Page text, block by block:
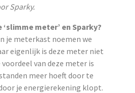
Sparky.
meter’ en Sparky?
je meterkast noemen we
eigenlijk is deze meter niet
van deze meter is
meer hoeft door te
je energierekening klopt.